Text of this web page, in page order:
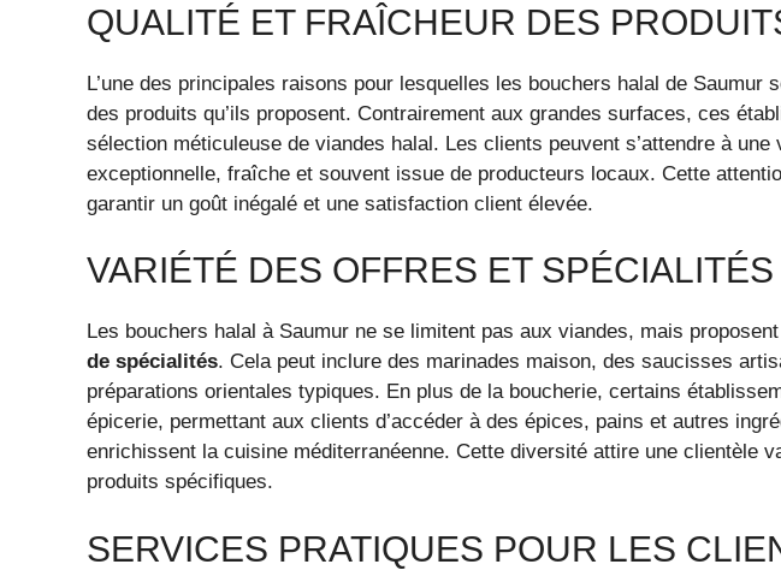
QUALITÉ ET FRAÎCHEUR DES
L’une des principales raisons pour lesquelles les bouchers halal de Saumur
des produits qu’ils proposent. Contrairement aux grandes surfaces, ces
sélection méticuleuse de viandes halal. Les clients peuvent s’attendre à une
exceptionnelle, fraîche et souvent issue de producteurs locaux. Cette
garantir un goût inégalé et une satisfaction client élevée.
VARIÉTÉ DES OFFRES ET SPÉCIALITÉS
Les bouchers halal à Saumur ne se limitent pas aux viandes, mais
de spécialités. Cela peut inclure des marinades maison, des saucisses
préparations orientales typiques. En plus de la boucherie, certains
épicerie, permettant aux clients d’accéder à des épices, pains et autres
enrichissent la cuisine méditerranéenne. Cette diversité attire une clientèle
produits spécifiques.
SERVICES PRATIQUES POUR LES